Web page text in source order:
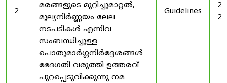
2
മരങ്ങളുടെ മുറിച്ചുമാറ്റൽ,
മൂല്യനിർണ്ണയം ലേല
നടപടികൾ എന്നിവ
സംബന്ധിച്ചുള്ള
പൊതുമാർഗ്ഗനിർദ്ദേശങ്ങൾ
ഭേദഗതി വരുത്തി ഉത്തരവ്
പുറപ്പെടുവിക്കുന്നു നമ
Guidelines